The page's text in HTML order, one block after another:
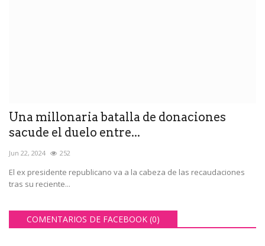
Una millonaria batalla de donaciones
sacude el duelo entre...
Jun 22, 2024 252
El ex presidente republicano va a la cabeza de las recaudaciones
tras su reciente...
COMENTARIOS DE FACEBOOK (0)